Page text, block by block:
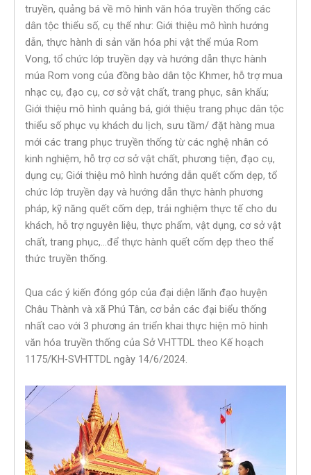
truyền, quảng bá về mô hình văn hóa truyền thống các
dân tộc thiểu số, cụ thể như: Giới thiệu mô hình hướng
dẫn, thực hành di sản văn hóa phi vật thể múa Rom
Vong, tổ chức lớp truyền dạy và hướng dẫn thực hành
múa Rom vong của đồng bào dân tộc Khmer, hỗ trợ mua
nhạc cụ, đạo cụ, cơ sở vật chất, trang phục, sân khấu;
Giới thiệu mô hình quảng bá, giới thiệu trang phục dân tộc
thiểu số phục vụ khách du lịch, sưu tầm/ đặt hàng mua
mới các trang phục truyền thống từ các nghệ nhân có
kinh nghiệm, hỗ trợ cơ sở vật chất, phương tiện, đạo cụ,
dụng cụ; Giới thiệu mô hình hướng dẫn quết cốm dẹp, tổ
chức lớp truyền dạy và hướng dẫn thực hành phương
pháp, kỹ năng quết cốm dẹp, trải nghiệm thực tế cho du
khách, hỗ trợ nguyên liệu, thực phẩm, vật dụng, cơ sở vật
chất, trang phục,…để thực hành quết cốm dẹp theo thể
thức truyền thống.
Qua các ý kiến đóng góp của đại diện lãnh đạo huyện
Châu Thành và xã Phú Tân, cơ bản các đại biểu thống
nhất cao với 3 phương án triển khai thực hiện mô hình
văn hóa truyền thống của Sở VHTTDL theo Kế hoạch
1175/KH-SVHTTDL ngày 14/6/2024.